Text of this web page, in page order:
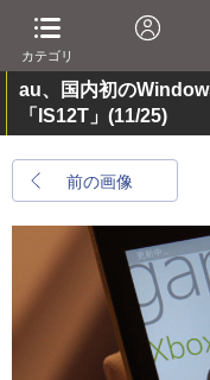
カテゴリ
au、国内初の
「IS12T」 (11/25)
前の画像